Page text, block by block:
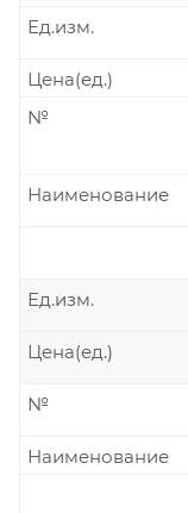
Ед.изм.
Цена(ед.)
№
Наименование
Ед.изм.
Цена(ед.)
№
Наименование